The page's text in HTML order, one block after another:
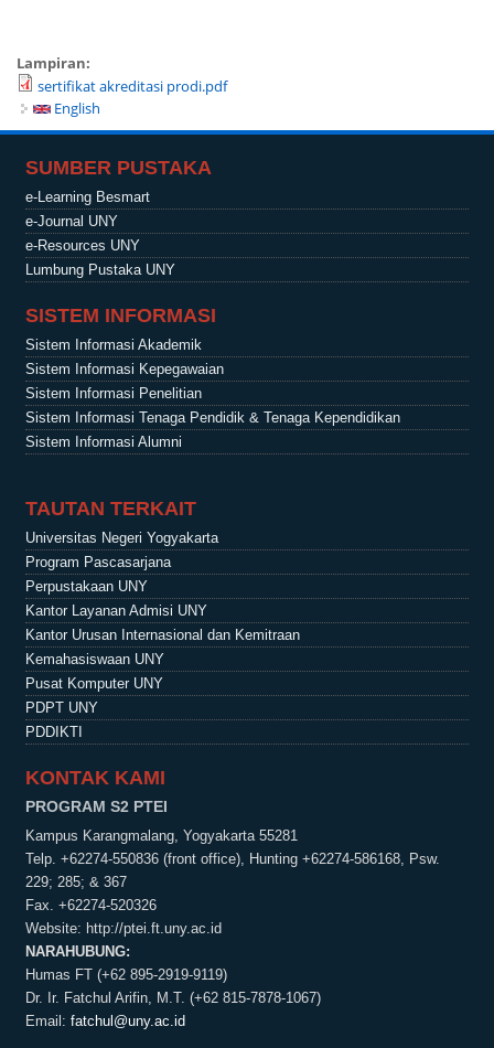
Lampiran:
sertifikat akreditasi prodi.pdf
English
SUMBER PUSTAKA
e-Learning Besmart
e-Journal UNY
e-Resources UNY
Lumbung Pustaka UNY
SISTEM INFORMASI
Sistem Informasi Akademik
Sistem Informasi Kepegawaian
Sistem Informasi Penelitian
Sistem Informasi Tenaga Pendidik & Tenaga Kependidikan
Sistem Informasi Alumni
TAUTAN TERKAIT
Universitas Negeri Yogyakarta
Program Pascasarjana
Perpustakaan UNY
Kantor Layanan Admisi UNY
Kantor Urusan Internasional dan Kemitraan
Kemahasiswaan UNY
Pusat Komputer UNY
PDPT UNY
PDDIKTI
KONTAK KAMI
PROGRAM S2 PTEI
Kampus Karangmalang, Yogyakarta 55281
Telp. +62274-550836 (front office), Hunting +62274-586168, Psw.
229; 285; & 367
Fax. +62274-520326
Website: http://ptei.ft.uny.ac.id
NARAHUBUNG:
Humas FT (+62 895-2919-9119)
Dr. Ir. Fatchul Arifin, M.T. (+62 815-7878-1067)
Email:fatchul@uny.ac.id